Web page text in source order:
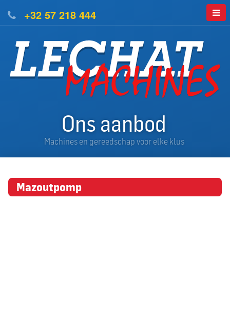
+32 57 218 444
=
Ons aanbod
Machines en gereedschap voor elke klus
Mazoutpomp